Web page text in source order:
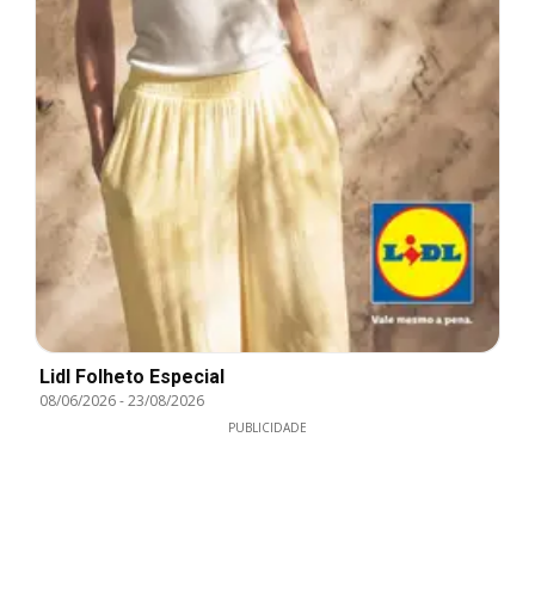
Lidl Folheto Especial
08/06/2026-23/08/2026
PUBLICIDADE